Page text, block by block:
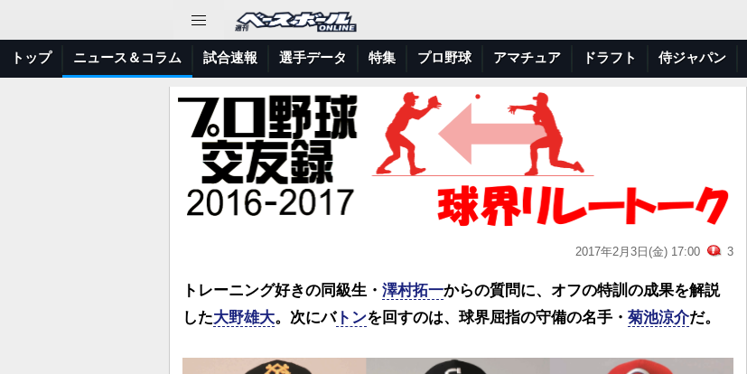
トップ ニュース＆コラム 試合速報 選手データ 特集 プロ野球 アマチュア ドラフト 侍ジャパン
2017年2月3日(金) 17:00 3
トレーニング好きの同級生・ 澤村拓一からの質問に、オフの特訓の成果を解説
した大野雄大。次にバトンを回すのは、球界屈指の守備の名手・ 菊池涼介だ。